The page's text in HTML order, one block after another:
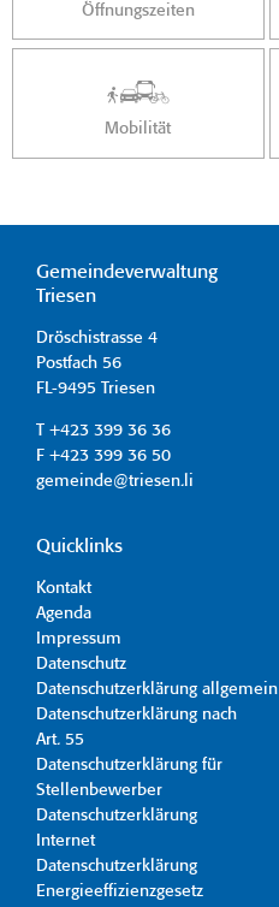
Öffnungszeiten
Mobilität
Gemeindeverwaltung
Triesen
Dröschistrasse 4
Postfach 56
FL-9495 Triesen
T +423 399 36 36
F +423 399 36 50
gemeinde@triesen.li
Quicklinks
Kontakt
Agenda
Impressum
Datenschutz
Datenschutzerklärung allgemein
Datenschutzerklärung nach
Art. 55
Datenschutzerklärung für
Stellenbewerber
Datenschutzerklärung
Internet
Datenschutzerklärung
Energieeffizienzgesetz